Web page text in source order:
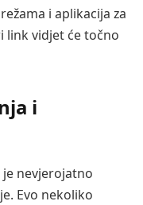
i aplikacija za
link vidjet će točno
i
je nevjerojatno
Evo nekoliko